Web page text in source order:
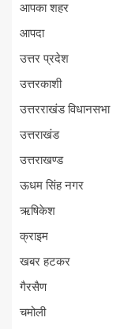
आपका शहर
आपदा
उत्तर प्रदेश
उत्तरकाशी
उत्तरराखंड विधानसभा
उत्तराखंड
उत्तराखण्ड
ऊधम सिंह नगर
ऋषिकेश
क्राइम
खबर हटकर
गैरसैण
चमोली